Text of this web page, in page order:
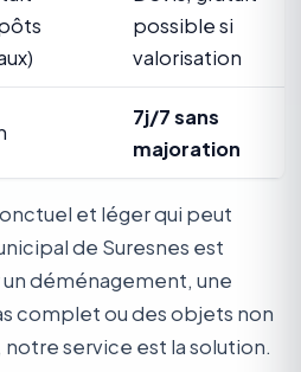
possible si
valorisation
7j/7 sans
majoration
et léger qui peut
de Suresnes est
déménagement, une
complet ou des objets non
service est la solution.